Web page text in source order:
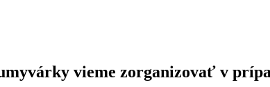
vieme zorganizovať v